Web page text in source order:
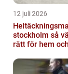
12 juli 2026
stockholm så väljer du
rätt för hem